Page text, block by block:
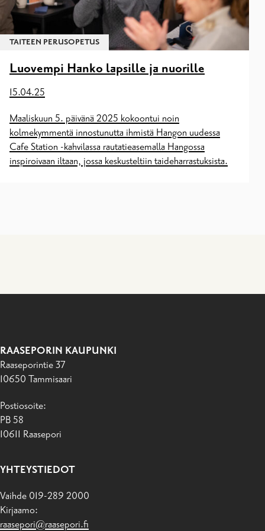
TAITEEN PERUSOPETUS
Luovempi Hanko lapsille ja nuorille
15.04.25
Maaliskuun 5. päivänä 2025 kokoontui noin
kolmekymmentä innostunutta ihmistä Hangon uudessa
Cafe Station -kahvilassa rautatieasemalla Hangossa
inspiroivaan iltaan, jossa keskusteltiin taideharrastuksista.
RAASEPORIN KAUPUNKI
Raaseporintie 37
10650 Tammisaari
Postiosoite:
PB 58
10611 Raasepori
YHTEYSTIEDOT
Vaihde 019-289 2000
Kirjaamo:
raasepori@raasepori.fi